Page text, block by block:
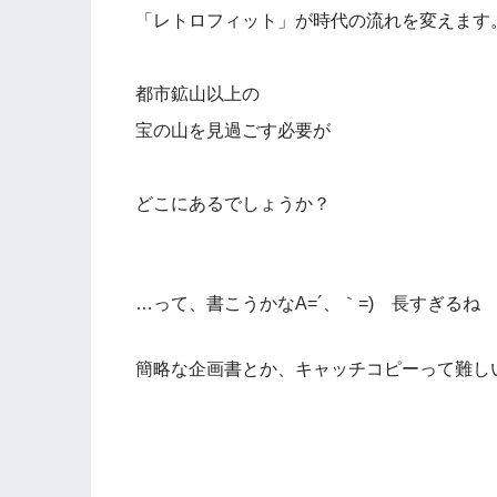
「レトロフィット」が時代の流れを変えます
都市鉱山以上の
宝の山を見過ごす必要が
どこにあるでしょうか？
…って、書こうかなA=´、｀=)ゞ長すぎるね
簡略な企画書とか、キャッチコピーって難し